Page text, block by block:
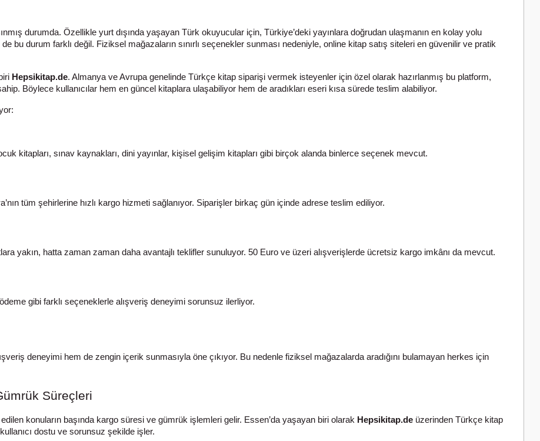
durumda. Özellikle yurt dışında yaşayan Türk okuyucular için, Türkiye’deki yayınlara doğrudan ulaşmanın en kolay yolu
bu durum farklı değil. Fiziksel mağazaların sınırlı seçenekler sunması nedeniyle, online kitap satış siteleri en güvenilir ve pratik
Hepsikitap.de. Almanya ve Avrupa genelinde Türkçe kitap siparişi vermek isteyenler için özel olarak hazırlanmış bu platform,
Böylece kullanıcılar hem en güncel kitaplara ulaşabiliyor hem de aradıkları eseri kısa sürede teslim alabiliyor.
kitapları, sınav kaynakları, dini yayınlar, kişisel gelişim kitapları gibi birçok alanda binlerce seçenek mevcut.
tüm şehirlerine hızlı kargo hizmeti sağlanıyor. Siparişler birkaç gün içinde adrese teslim ediliyor.
yakın, hatta zaman zaman daha avantajlı teklifler sunuluyor. 50 Euro ve üzeri alışverişlerde ücretsiz kargo imkânı da mevcut.
gibi farklı seçeneklerle alışveriş deneyimi sorunsuz ilerliyor.
deneyimi hem de zengin içerik sunmasıyla öne çıkıyor. Bu nedenle fiziksel mağazalarda aradığını bulamayan herkes için
Süreçleri
konuların başında kargo süresi ve gümrük işlemleri gelir. Essen’da yaşayan biri olarak Hepsikitap.de üzerinden Türkçe kitap
dostu ve sorunsuz şekilde işler.